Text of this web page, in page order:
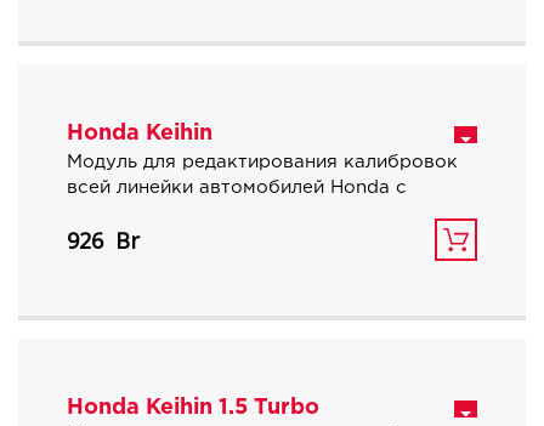
Honda Keihin
Модуль для редактирования калибровок
всей линейки автомобилей Honda с
управления Keihin.
926
Honda Keihin 1.5 Turbo